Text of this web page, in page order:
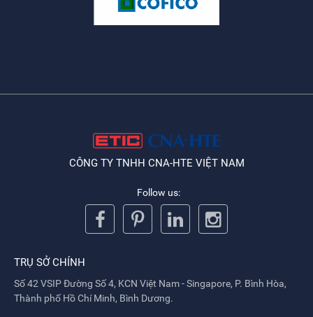
CÔNG TY TNHH CNA-HTE VIỆT NAM
Follow us:
TRỤ SỞ CHÍNH
Số 42 VSIP Đường Số 4, KCN Việt Nam - Singapore, P. Bình Hòa,
Thành phố Hồ Chí Minh, Bình Dương.